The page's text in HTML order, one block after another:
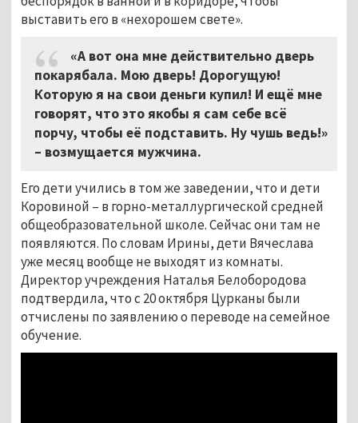
выставить его в «нехорошем свете».
«А вот она мне действительно дверь
покарябала. Мою дверь! Дорогущую!
Которую я на свои деньги купил! И ещё мне
говорят, что это якобы я сам себе всё
порчу, чтобы её подставить. Ну чушь ведь!»
– возмущается мужчина.
Его дети учились в том же заведении, что и дети
Коровиной – в горно-металлургической средней
общеобразовательной школе. Сейчас они там не
появляются. По словам Ирины, дети Вячеслава
уже месяц вообще не выходят из комнаты.
Директор учреждения Наталья Белобородова
подтвердила, что с 20 октября Цурканы были
отчислены по заявлению о переводе на семейное
обучение.